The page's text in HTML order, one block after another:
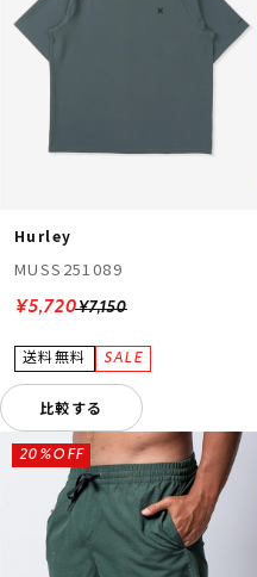
Hurley
MUSS251089
¥7,150
¥5,720
比較する
20%OFF